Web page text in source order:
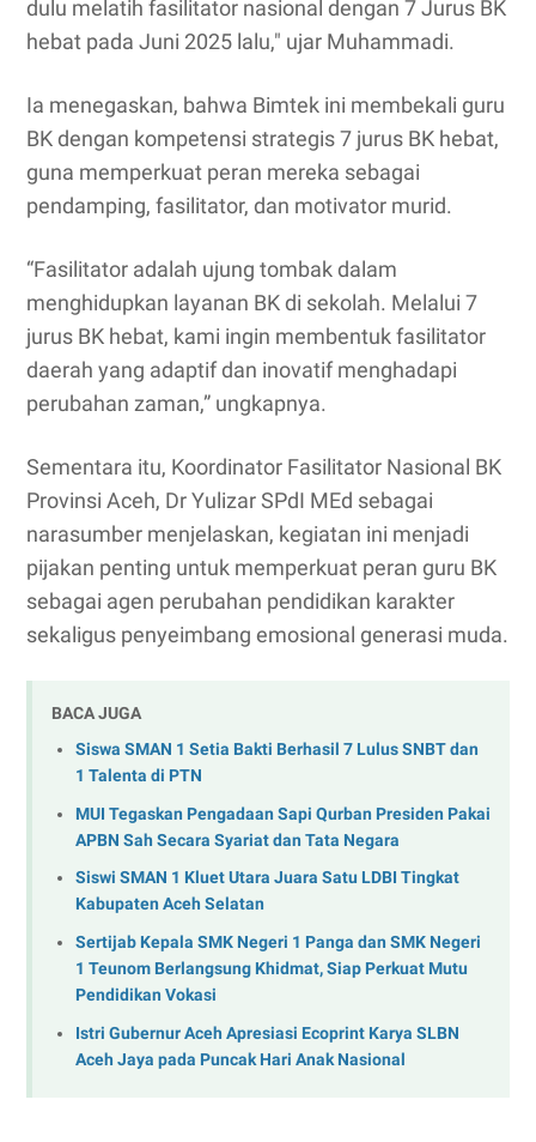
dulu melatih fasilitator nasional dengan 7 Jurus BK
hebat pada Juni 2025 lalu," ujar Muhammadi.
Ia menegaskan, bahwa Bimtek ini membekali guru
BK dengan kompetensi strategis 7 jurus BK hebat,
guna memperkuat peran mereka sebagai
pendamping, fasilitator, dan motivator murid.
“Fasilitator adalah ujung tombak dalam
menghidupkan layanan BK di sekolah. Melalui 7
jurus BK hebat, kami ingin membentuk fasilitator
daerah yang adaptif dan inovatif menghadapi
perubahan zaman,” ungkapnya.
Sementara itu, Koordinator Fasilitator Nasional BK
Provinsi Aceh, Dr Yulizar SPdI MEd sebagai
narasumber menjelaskan, kegiatan ini menjadi
pijakan penting untuk memperkuat peran guru BK
sebagai agen perubahan pendidikan karakter
sekaligus penyeimbang emosional generasi muda.
BACA JUGA
Siswa SMAN 1 Setia Bakti Berhasil 7 Lulus SNBT dan
1 Talenta di PTN
MUI Tegaskan Pengadaan Sapi Qurban Presiden Pakai
APBN Sah Secara Syariat dan Tata Negara
Siswi SMAN 1 Kluet Utara Juara Satu LDBI Tingkat
Kabupaten Aceh Selatan
Sertijab Kepala SMK Negeri 1 Panga dan SMK Negeri
1 Teunom Berlangsung Khidmat, Siap Perkuat Mutu
Pendidikan Vokasi
Istri Gubernur Aceh Apresiasi Ecoprint Karya SLBN
Aceh Jaya pada Puncak Hari Anak Nasional